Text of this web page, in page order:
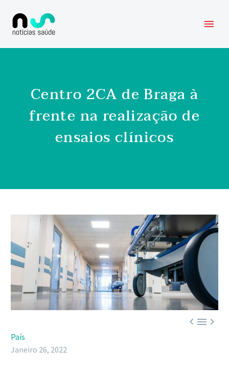
Centro 2CA de Braga à
frente na realização de
ensaios clínicos

País
Janeiro 26, 2022